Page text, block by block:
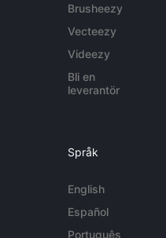
Brusheezy
Vecteezy
Videezy
Bli en
leverantör
Språk
English
Español
Português